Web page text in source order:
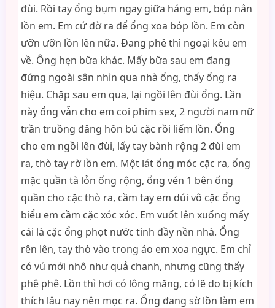
đùi. Rồi tay ổng bụm ngay giữa háng em, bóp nắn
lồn em. Em cứ đờ ra để ổng xoa bóp lồn. Em còn
ưỡn ưỡn lồn lên nữa. Đang phê thì ngoại kêu em
về. Ông hẹn bữa khác. Mấy bữa sau em đang
đứng ngoài sân nhìn qua nhà ổng, thấy ổng ra
hiệu. Chặp sau em qua, lại ngồi lên đùi ổng. Lần
này ổng vẫn cho em coi phim sex, 2 người nam nữ
trần truồng đâng hôn bú cặc rồi liếm lồn. Ổng
cho em ngồi lên đùi, lấy tay bành rộng 2 đùi em
ra, thò tay rờ lồn em. Một lát ổng móc cặc ra, ổng
mặc quần tà lỏn ống rộng, ổng vén 1 bên ống
quần cho cặc thò ra, cầm tay em dúi vô cặc ổng
biểu em cầm cặc xóc xóc. Em vuốt lên xuống mấy
cái là cặc ổng phọt nước tinh đầy nền nhà. Ổng
rên lên, tay thò vào trong áo em xoa ngực. Em chỉ
có vú mới nhô như quả chanh, nhưng cũng thấy
phê phê. Lồn thì hơi có lông măng, có lẽ do bị kích
thích lâu nay nên mọc ra. Ổng đang sờ lồn làm em